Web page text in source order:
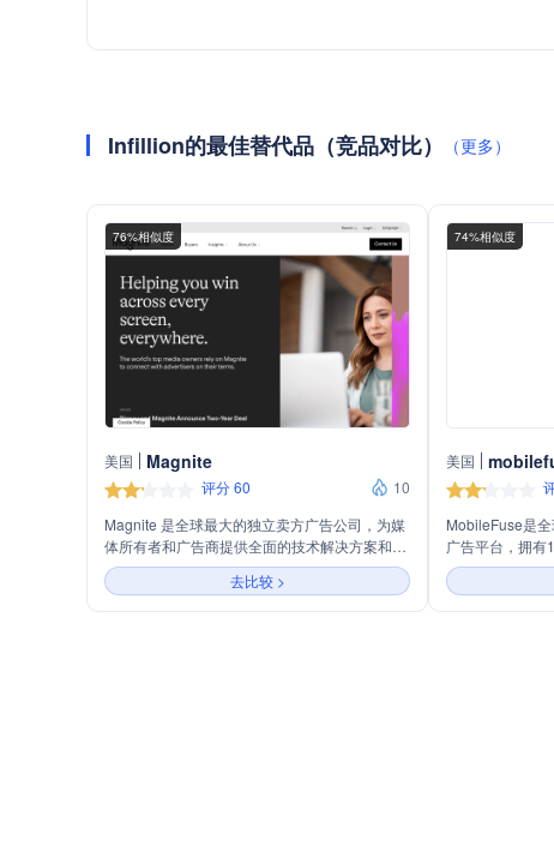
Infillion的最佳替代品（竞品对比） （更多）
76%相似度
美国 Magnite
评分 60
10
Magnite 是全球最大的独立卖方广告公司，为媒
体所有者和广告商提供全面的技术解决方案和全
球规模的广告服务。公司专注于通过创新技术、
优质客户服务和独立建议，帮助媒体所有者和广
告商实现广告投放的最优化。
去比较 >
74%相似度
美国
MobileFuse是
广告平台，拥有
目标定位技术
洞察报告，以及
玩、动态和可购